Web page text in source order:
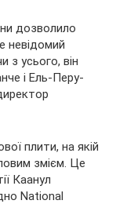
дозволило
невідомий
з усього, він
і Ель-Перу-
плити, на якій
змієм. Це
Каанул
National